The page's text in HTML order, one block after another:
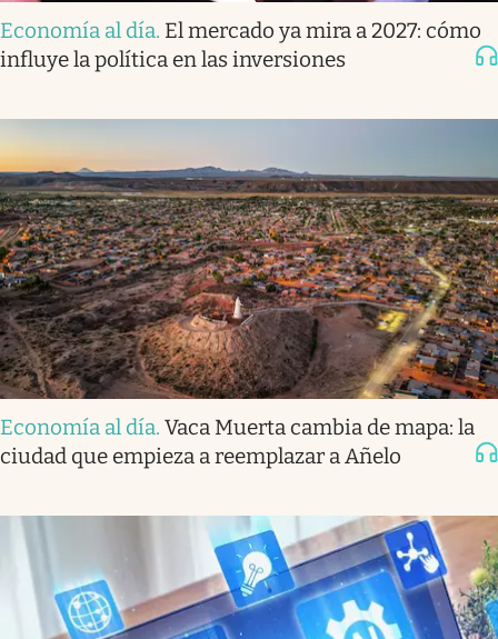
Economía al día. El mercado ya mira a 2027: cómo
influye la política en las inversiones
Economía al día. Vaca Muerta cambia de mapa: la
ciudad que empieza a reemplazar a Añelo